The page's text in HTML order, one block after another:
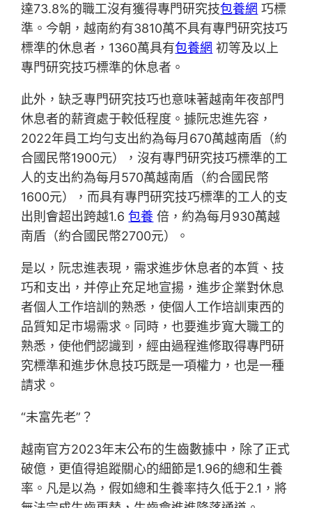
達73.8%的職工沒有獲得專門研究技包養網 巧標
準。今朝，越南約有3810萬不具有專門研究技巧
標準的休息者，1360萬具有包養網 初等及以上
專門研究技巧標準的休息者。
此外，缺乏專門研究技巧也意味著越南年夜部門
休息者的薪資處于較低程度。據阮忠進先容，
2022年員工均勻支出約為每月670萬越南盾（約
合國民幣1900元），沒有專門研究技巧標準的工
人的支出約為每月570萬越南盾（約合國民幣
1600元），而具有專門研究技巧標準的工人的支
出則會超出跨越1.6包養 倍，約為每月930萬越
南盾（約合國民幣2700元）。
是以，阮忠進表現，需求進步休息者的本質、技
巧和支出，并停止充足地宣揚，進步企業對休息
者個人工作培訓的熟悉，使個人工作培訓東西的
品質知足市場需求。同時，也要進步寬大職工的
熟悉，使他們認識到，經由過程進修取得專門研
究標準和進步休息技巧既是一項權力，也是一種
請求。
“未富先老”？
越南官方2023年末公布的生齒數據中，除了正式
破億，更值得追蹤關心的細節是1.96的總和生養
率。凡是以為，假如總和生養率持久低于2.1，將